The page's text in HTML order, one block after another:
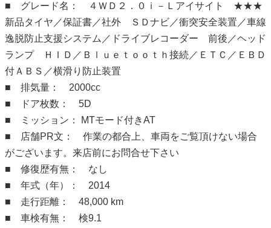
■ グレード名： ４ＷＤ２．０ｉ－Ｌアイサイト ★★★
新品タイヤ／保証書／社外 ＳＤナビ／衝突安全装置／車線
逸脱防止支援システム／ドライブレコーダー 前後／ヘッド
ランプ ＨＩＤ／Ｂｌｕｅｔｏｏｔｈ接続／ＥＴＣ／ＥＢＤ
付ＡＢＳ／横滑り防止装置
■ 排気量： 2000cc
■ ドア枚数： 5D
■ ミッション： MTモード付きAT
■ 店舗PR文： 作業の都合上、車両をご覧頂けない場合
がございます。来店前にお問合せ下さい
■ 修復歴有無： なし
■ 年式（年）： 2014
■ 走行距離： 48,000 km
■ 車検有無： 検9.1